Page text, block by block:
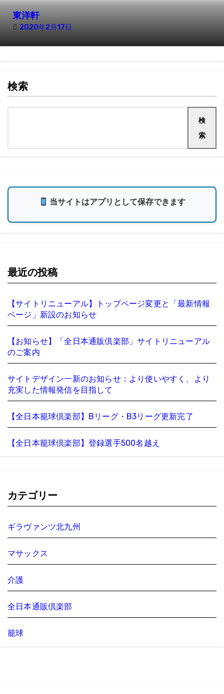
東洋軒
2020年2月17日
検索
検
索
当サイトはアプリとして保存できます
最近の投稿
【サイトリニューアル】トップページ変更と「最新情報
ページ」新設のお知らせ
【お知らせ】「全日本通販倶楽部」サイトリニューアル
のご案内
サイトデザイン一新のお知らせ：より使いやすく、より
充実した情報発信を目指して
【全日本籠球倶楽部】Bリーグ・B3リーグ更新完了
【全日本籠球倶楽部】登録選手500名越え
カテゴリー
ギラヴァンツ北九州
マサックス
介護
全日本通販倶楽部
籠球